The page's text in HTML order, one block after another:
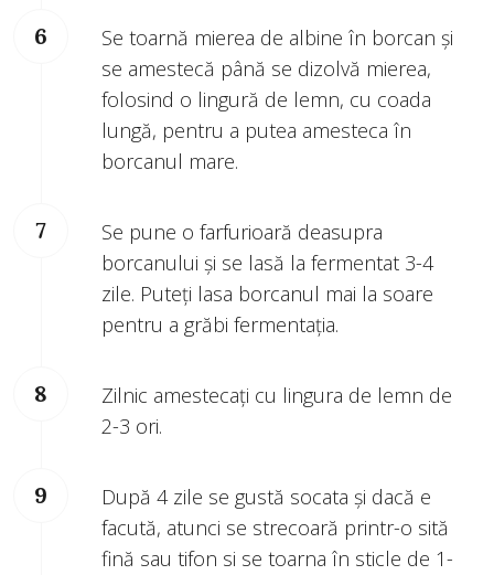
Se toarnă mierea de albine în borcan şi
se amestecă până se dizolvă mierea,
folosind o lingură de lemn, cu coada
lungă, pentru a putea amesteca în
borcanul mare.
Se pune o farfurioară deasupra
borcanului şi se lasă la fermentat 3-4
zile. Puteţi lasa borcanul mai la soare
pentru a grăbi fermentaţia.
Zilnic amestecaţi cu lingura de lemn de
2-3 ori.
După 4 zile se gustă socata şi dacă e
facută, atunci se strecoară printr-o sită
fină sau tifon si se toarna în sticle de 1-